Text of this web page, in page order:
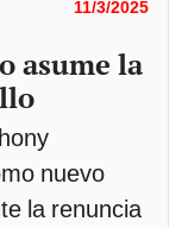
11/3/2025
asume la
nuevo
la renuncia